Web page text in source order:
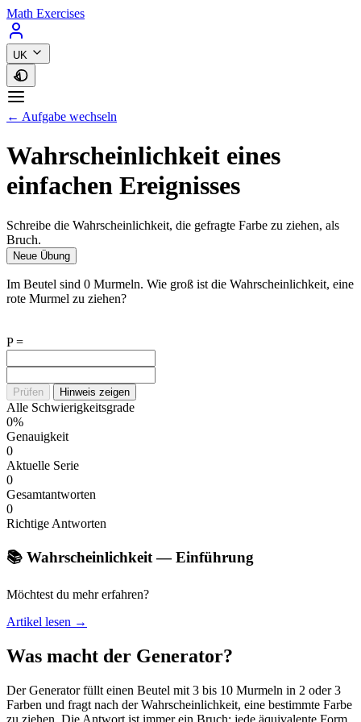
Math Exercises
UK
← Aufgabe wechseln
Wahrscheinlichkeit eines
einfachen Ereignisses
Schreibe die Wahrscheinlichkeit, die gefragte Farbe zu ziehen, als
Bruch.
Neue Übung
Im Beutel sind 0 Murmeln. Wie groß ist die Wahrscheinlichkeit, eine
rote Murmel zu ziehen?
P =
Prüfen Hinweis zeigen
Alle Schwierigkeitsgrade
0%
Genauigkeit
0
Aktuelle Serie
0
Gesamtantworten
0
Richtige Antworten
📚 Wahrscheinlichkeit — Einführung
Möchtest du mehr erfahren?
Artikel lesen →
Was macht der Generator?
Der Generator füllt einen Beutel mit 3 bis 10 Murmeln in 2 oder 3
Farben und fragt nach der Wahrscheinlichkeit, eine bestimmte Farbe
zu ziehen. Die Antwort ist immer ein Bruch; jede äquivalente Form